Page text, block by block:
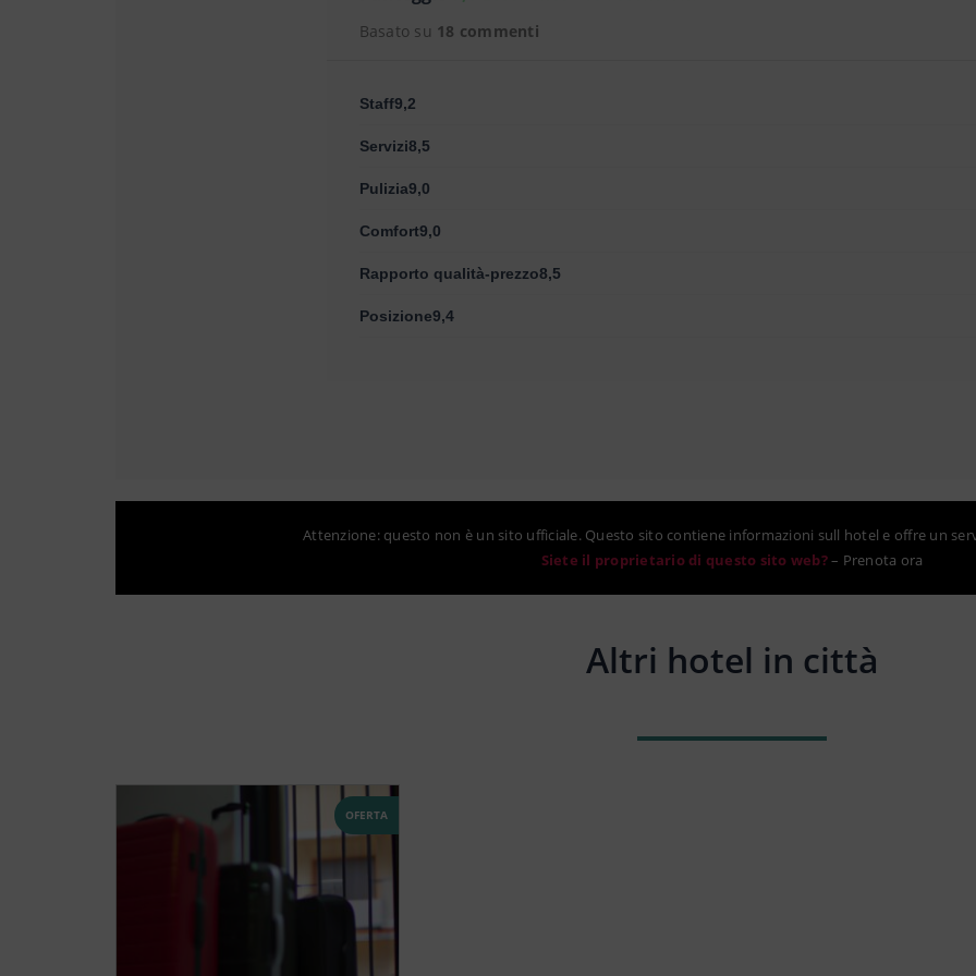
Basato su 18 commenti
Staff9,2
Servizi8,5
Pulizia9,0
Comfort9,0
Rapporto qualità-prezzo8,5
Posizione9,4
Attenzione: questo non è un sito ufficiale. Questo sito contiene informazioni sull hotel e offre un
Siete il proprietario di questo sito web?– Prenota ora
Altri hotel in città
OFERTA